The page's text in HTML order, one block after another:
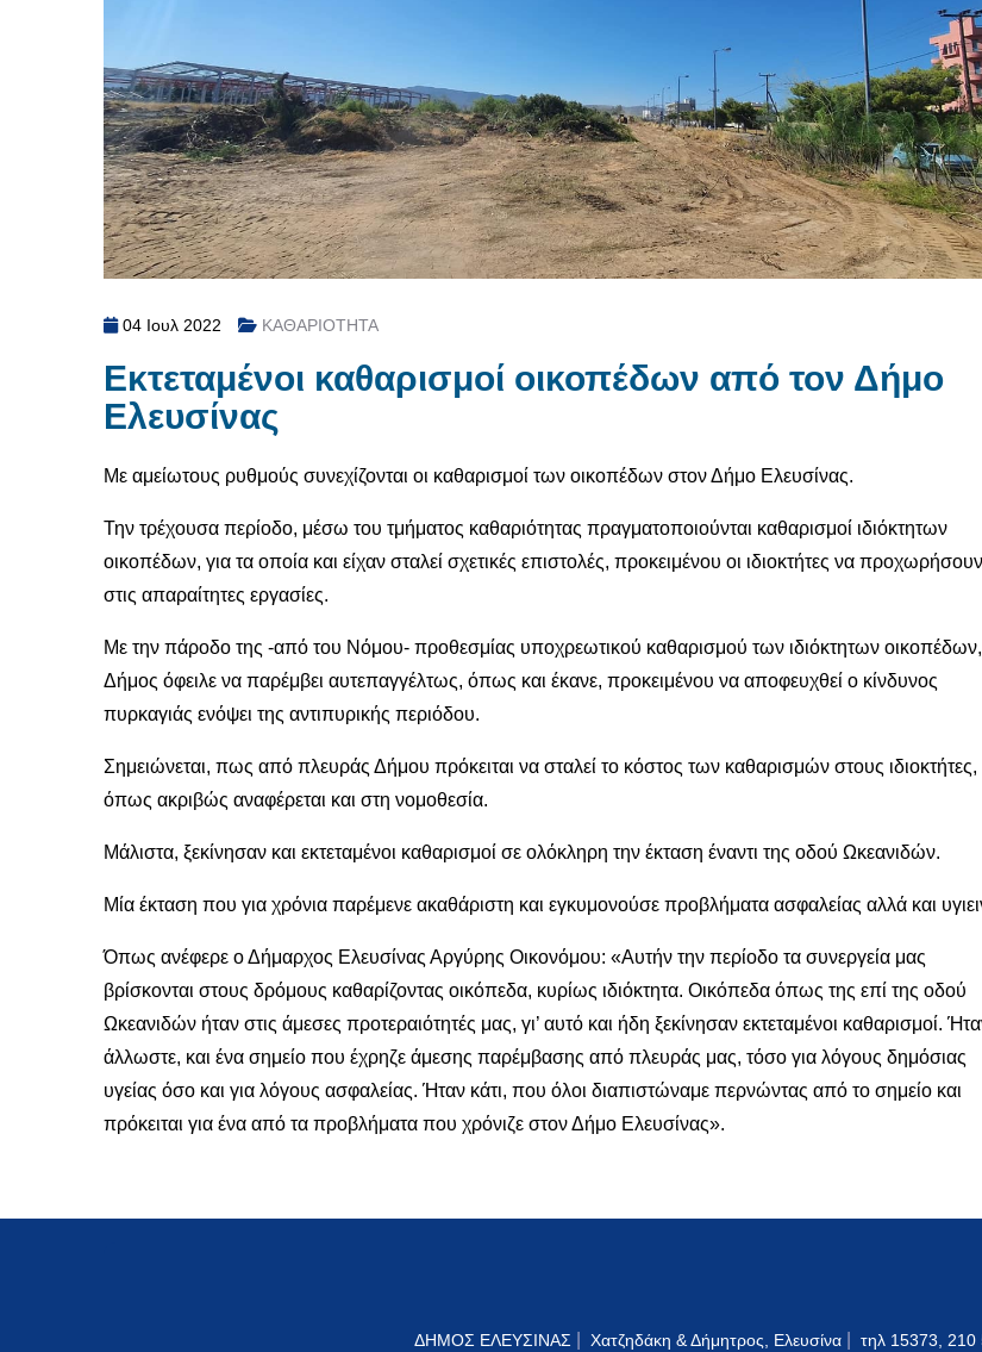
04 Ιουλ 2022 ΚΑΘΑΡΙΟΤΗΤΑ
Εκτεταμένοι καθαρισμοί οικοπέδων από τον Δήμο
Ελευσίνας
Με αμείωτους ρυθμούς συνεχίζονται οι καθαρισμοί των οικοπέδων στον Δήμο Ελευσίνας.
Την τρέχουσα περίοδο, μέσω του τμήματος καθαριότητας πραγματοποιούνται καθαρισμοί ιδιόκτητων
οικοπέδων, για τα οποία και είχαν σταλεί σχετικές επιστολές, προκειμένου οι ιδιοκτήτες να προχωρήσουν
στις απαραίτητες εργασίες.
Με την πάροδο της -από του Νόμου- προθεσμίας υποχρεωτικού καθαρισμού των ιδιόκτητων
Δήμος όφειλε να παρέμβει αυτεπαγγέλτως, όπως και έκανε, προκειμένου να αποφευχθεί ο κίνδυνος
πυρκαγιάς ενόψει της αντιπυρικής περιόδου.
Σημειώνεται, πως από πλευράς Δήμου πρόκειται να σταλεί το κόστος των καθαρισμών στους ιδιοκτήτες,
όπως ακριβώς αναφέρεται και στη νομοθεσία.
Μάλιστα, ξεκίνησαν και εκτεταμένοι καθαρισμοί σε ολόκληρη την έκταση έναντι της οδού Ωκεανιδών.
Μία έκταση που για χρόνια παρέμενε ακαθάριστη και εγκυμονούσε προβλήματα ασφαλείας αλλά και
Όπως ανέφερε ο Δήμαρχος Ελευσίνας Αργύρης Οικονόμου: «Αυτήν την περίοδο τα συνεργεία μας
βρίσκονται στους δρόμους καθαρίζοντας οικόπεδα, κυρίως ιδιόκτητα. Οικόπεδα όπως της επί της οδού
Ωκεανιδών ήταν στις άμεσες προτεραιότητές μας, γι’ αυτό και ήδη ξεκίνησαν εκτεταμένοι καθαρισμοί.
άλλωστε, και ένα σημείο που έχρηζε άμεσης παρέμβασης από πλευράς μας, τόσο για λόγους δημόσιας
υγείας όσο και για λόγους ασφαλείας. Ήταν κάτι, που όλοι διαπιστώναμε περνώντας από το σημείο και
πρόκειται για ένα από τα προβλήματα που χρόνιζε στον Δήμο Ελευσίνας».
ΔΗΜΟΣ ΕΛΕΥΣΙΝΑΣ Χατζηδάκη & Δήμητρος, Ελευσίνα τηλ 15373,